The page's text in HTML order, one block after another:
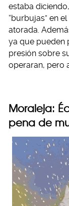
estaba
“burbujas” en
atorada.
ya que pueden
presión sobre
operaran, pero
Moraleja:
pena de